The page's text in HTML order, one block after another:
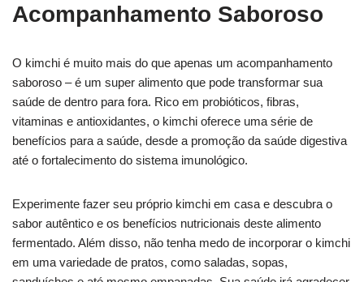
Acompanhamento Saboroso
O kimchi é muito mais do que apenas um acompanhamento
saboroso – é um super alimento que pode transformar sua
saúde de dentro para fora. Rico em probióticos, fibras,
vitaminas e antioxidantes, o kimchi oferece uma série de
benefícios para a saúde, desde a promoção da saúde digestiva
até o fortalecimento do sistema imunológico.
Experimente fazer seu próprio kimchi em casa e descubra o
sabor autêntico e os benefícios nutricionais deste alimento
fermentado. Além disso, não tenha medo de incorporar o kimchi
em uma variedade de pratos, como saladas, sopas,